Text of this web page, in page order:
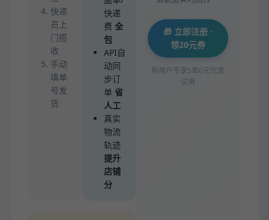
快递
员上
门揽
收
手动
填单
号发
货
快递
费全
包
API自
动同
步订
单省
人工
真实
物流
轨迹
提升
店铺
分
🎁 立即注册 ·
领20元券
新用户专享5单0元代发
试用